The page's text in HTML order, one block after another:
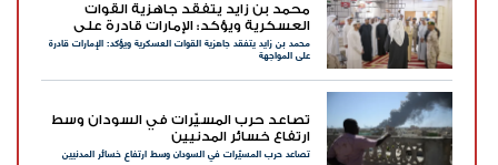
محمد بن زايد يتفقد جاهزية القوات
العسكرية ويؤكد: الإمارات قادرة على
المواجهة
محمد بن زايد يتفقد جاهزية القوات العسكرية ويؤكد: الإمارات قادرة
على المواجهة
تصاعد حرب المسيّرات في السودان وسط
ارتفاع خسائر المدنيين
تصاعد حرب المسيّرات في السودان وسط ارتفاع خسائر المدنيين